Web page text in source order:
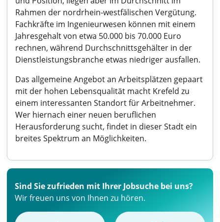
Rahmen der nordrhein-westfälischen Vergütung.
Fachkräfte im Ingenieurwesen können mit einem
Jahresgehalt von etwa 50.000 bis 70.000 Euro
rechnen, während Durchschnittsgehälter in der
Dienstleistungsbranche etwas niedriger ausfallen.
Das allgemeine Angebot an Arbeitsplätzen gepaart
mit der hohen Lebensqualität macht Krefeld zu
einem interessanten Standort für Arbeitnehmer.
Wer hiernach einer neuen beruflichen
Herausforderung sucht, findet in dieser Stadt ein
breites Spektrum an Möglichkeiten.
Sind Sie zufrieden mit Ihrer Jobsuche bei uns?
Wir freuen uns von Ihnen zu hören.